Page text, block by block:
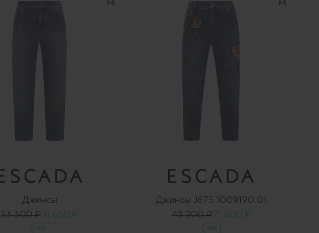
Джинсы
33 300 ₽16 650 ₽
-50%
Джинсы J675 1009190 01
43 200 ₽21 600 ₽
-50%